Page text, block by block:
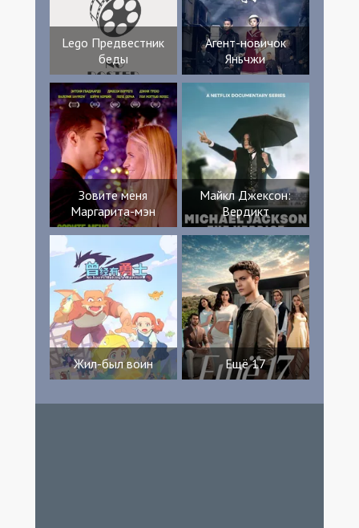
Lego Предвестник
беды
Агент-новичок
Яньчжи
Зовите меня
Маргарита-мэн
Майкл Джексон:
Вердикт
Жил-был воин Ещё 17